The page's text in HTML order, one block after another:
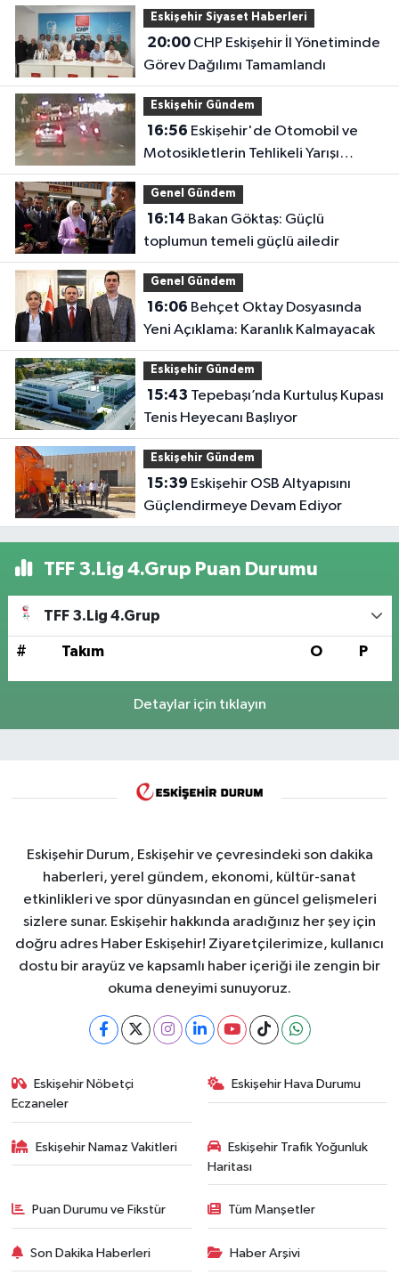
Eskişehir Siyaset Haberleri
20:00CHP Eskişehir İl Yönetiminde
Görev Dağılımı Tamamlandı
Eskişehir Gündem
16:56
Motosikletlerin Tehlikeli Yarışı
Kamerada
Genel Gündem
16:14
toplumun temeli güçlü ailedir
Genel Gündem
16:06
Yeni Açıklama: Karanlık Kalmayacak
Eskişehir Gündem
15:43
Tenis Heyecanı Başlıyor
Eskişehir Gündem
15:39
Güçlendirmeye Devam Ediyor
TFF 3.Lig 4.Grup Puan Durumu
TFF 3.Lig 4.Grup
# Takım O P
Detaylar için tıklayın
Eskişehir Durum, Eskişehir ve çevresindeki son dakika
haberleri, yerel gündem, ekonomi, kültür-sanat
etkinlikleri ve spor dünyasından en güncel gelişmeleri
sizlere sunar. Eskişehir hakkında aradığınız her şey için
doğru adres Haber Eskişehir! Ziyaretçilerimize, kullanıcı
dostu bir arayüz ve kapsamlı haber içeriği ile zengin bir
okuma deneyimi sunuyoruz.
Eskişehir Nöbetçi
Eczaneler
Eskişehir Hava Durumu
Eskişehir Namaz Vakitleri
Eskişehir Trafik Yoğunluk
Haritası
Puan Durumu ve Fikstür Tüm Manşetler
Son Dakika Haberleri Haber Arşivi